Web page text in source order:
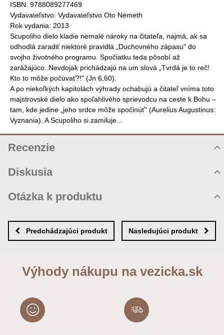
ISBN: 9788089277469
Vydavateľstvo: Vydavateľstvo Oto Németh
Rok vydania: 2013
Scupoliho dielo kladie nemalé nároky na čitateľa, najmä, ak sa
odhodlá zaradiť niektoré pravidlá „Duchovného zápasu" do
svojho životného programu. Spočiatku teda pôsobí až
zarážajúco. Nevdojak prichádzajú na um slová „Tvrdá je to reč!
Kto to môže počúvať?!" (Jn 6,60).
A po niekoľkých kapitolách výhrady ochabujú a čitateľ vníma toto
majstrovské dielo ako spoľahlivého sprievodcu na ceste k Bohu –
tam, kde jedine „jeho srdce môže spočinúť" (Aurelius Augustinus:
Vyznania). A Scupoliho si zamiluje...
Recenzie
Diskusia
Zatiaľ nie sú žiadne komentáre! Buďte prvý!
Nový komentár
Otázka k produktu
MENO
VÁŠ E-MAIL
VAŠA OTÁZKA K PRODUKTU
Predchádzajúci produkt Nasledujúci produkt
Výhody nákupu na vezicka.sk